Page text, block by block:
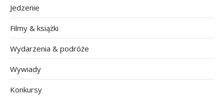
Jedzenie
Filmy & książki
Wydarzenia & podróże
Wywiady
Konkursy